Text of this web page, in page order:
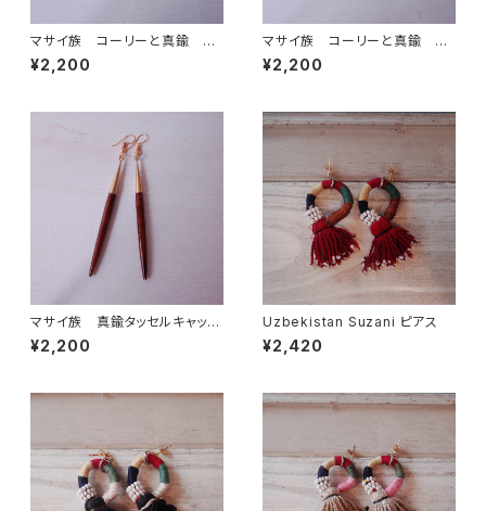
マサイ族 コーリーと真鍮 ピ
アス
¥2,200
マサイ族 コーリーと真鍮 ピ
アス
¥2,200
マサイ族 真鍮タッセルキャップ
ピアス
¥2,200
Uzbekistan Suzani ピアス
¥2,420